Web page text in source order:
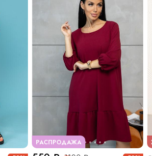
РАСПРОДАЖА